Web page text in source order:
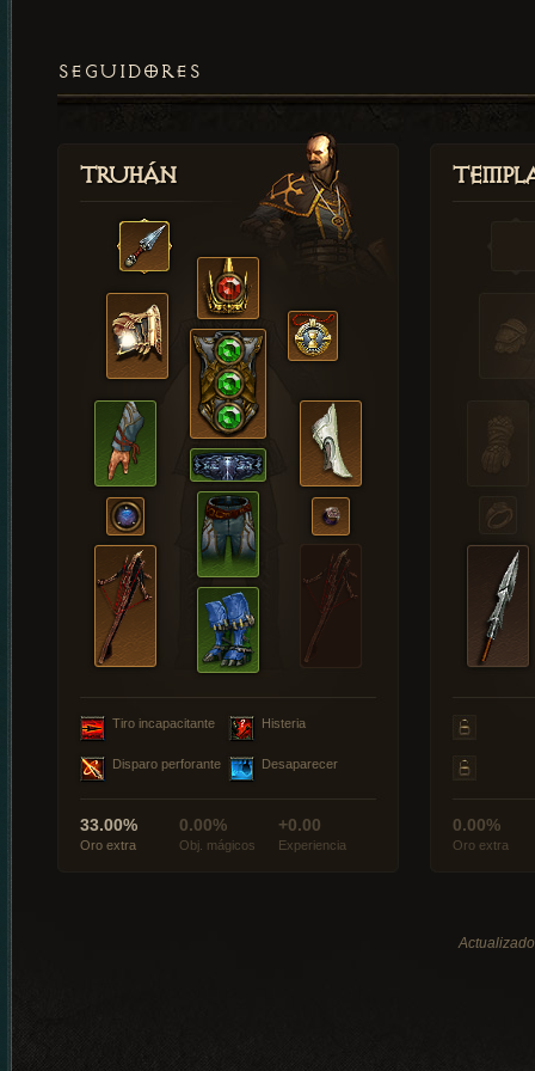
SEGUIDORES
Truhán
Tiro incapacitante Histeria
Disparo perforante Desaparecer
33.00%
Oro extra
0.00%
Obj. mágicos
+0.00
Experiencia
0.00%
Oro extra